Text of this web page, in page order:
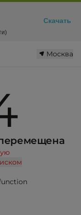
Москва
Скачать